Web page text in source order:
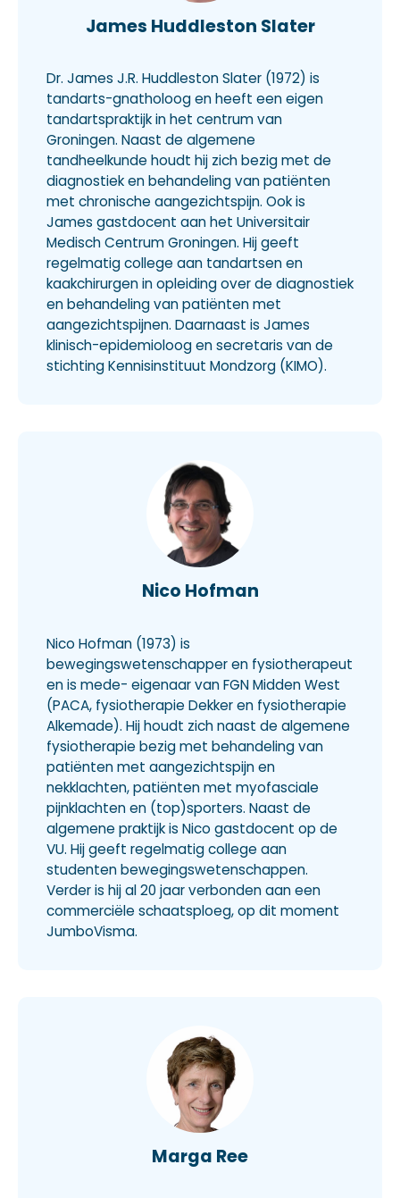
James Huddleston Slater
Dr. James J.R. Huddleston Slater (1972) is
tandarts-gnatholoog en heeft een eigen
tandartspraktijk in het centrum van
Groningen. Naast de algemene
tandheelkunde houdt hij zich bezig met de
diagnostiek en behandeling van patiënten
met chronische aangezichtspijn. Ook is
James gastdocent aan het Universitair
Medisch Centrum Groningen. Hij geeft
regelmatig college aan tandartsen en
kaakchirurgen in opleiding over de diagnostiek
en behandeling van patiënten met
aangezichtspijnen. Daarnaast is James
klinisch-epidemioloog en secretaris van de
stichting Kennisinstituut Mondzorg (KIMO).
Nico Hofman
Nico Hofman (1973) is
bewegingswetenschapper en fysiotherapeut
en is mede- eigenaar van FGN Midden West
(PACA, fysiotherapie Dekker en fysiotherapie
Alkemade). Hij houdt zich naast de algemene
fysiotherapie bezig met behandeling van
patiënten met aangezichtspijn en
nekklachten, patiënten met myofasciale
pijnklachten en (top)sporters. Naast de
algemene praktijk is Nico gastdocent op de
VU. Hij geeft regelmatig college aan
studenten bewegingswetenschappen.
Verder is hij al 20 jaar verbonden aan een
commerciële schaatsploeg, op dit moment
JumboVisma.
Marga Ree